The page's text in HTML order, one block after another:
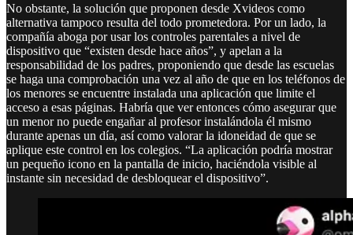
No obstante, la solución que proponen desde Xvideos como
alternativa tampoco resulta del todo prometedora. Por un lado, la
compañía aboga por usar los controles parentales a nivel de
dispositivo que “existen desde hace años”, y apelan a la
responsabilidad de los padres, proponiendo que desde las escuelas
se haga una comprobación una vez al año de que en los teléfonos de
los menores se encuentre instalada una aplicación que limite el
acceso a esas páginas. Habría que ver entonces cómo asegurar que
un menor no puede engañar al profesor instalándola él mismo
durante apenas un día, así como valorar la idoneidad de que se
aplique este control en los colegios. “La aplicación podría mostrar
un pequeño icono en la pantalla de inicio, haciéndola visible al
instante sin necesidad de desbloquear el dispositivo”.